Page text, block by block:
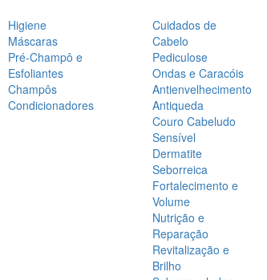
Higiene
Máscaras
Pré-Champô e
Esfoliantes
Champôs
Condicionadores
Cuidados de
Cabelo
Pediculose
Ondas e Caracóis
Antienvelhecimento
Antiqueda
Couro Cabeludo
Sensível
Dermatite
Seborreica
Fortalecimento e
Volume
Nutrição e
Reparação
Revitalização e
Brilho